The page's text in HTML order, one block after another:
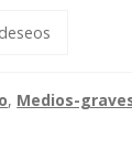
, Medios-